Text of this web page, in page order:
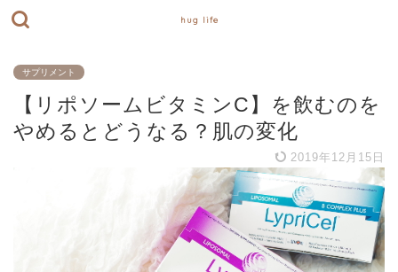
hug life
サプリメント
【リポソームビタミンC】を飲むのを
やめるとどうなる？肌の変化
2019年12月15日